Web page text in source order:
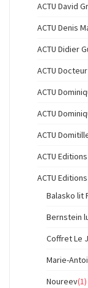
ACTU David
ACTU Denis
ACTU Didier
ACTU
ACTU
ACTU
ACTU
ACTU
ACTU
Balasko lit
Bernstein
Coffret Le
Marie-
Noureev(1)